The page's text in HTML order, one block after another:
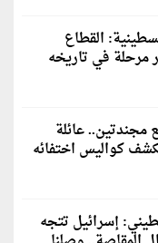
القطاع
في تاريخه
عائلة
كواليس اختفائه
إسرائيل تتجه